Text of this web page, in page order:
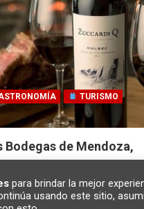
TURISMO
Bodegas de Mendoza,
para brindar la mejor
usando este sitio,